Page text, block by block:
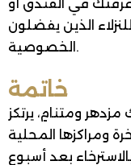
في الفندق أو
الذين يفضلون
الخصوصية.
خاتمة
ومتنامٍ، يرتكز
ومراكزها المحلية
بعد أسبوع